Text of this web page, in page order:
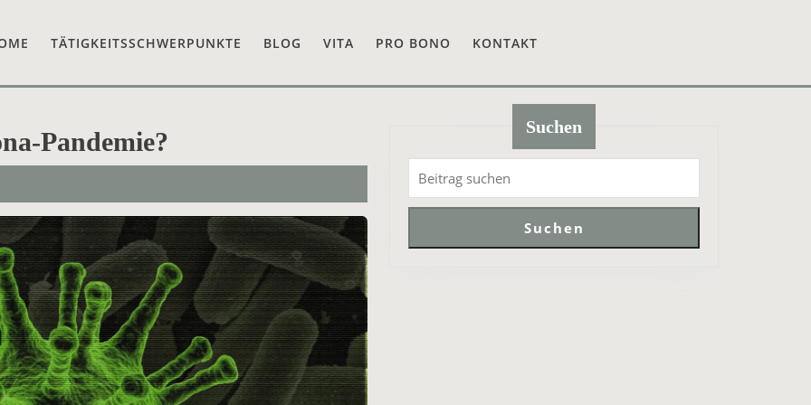
TÄTIGKEITSSCHWERPUNKTE BLOG VITA PRO BONO KONTAKT
Pandemie? Suchen
Suchen